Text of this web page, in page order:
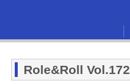
Role&Roll Vol.172